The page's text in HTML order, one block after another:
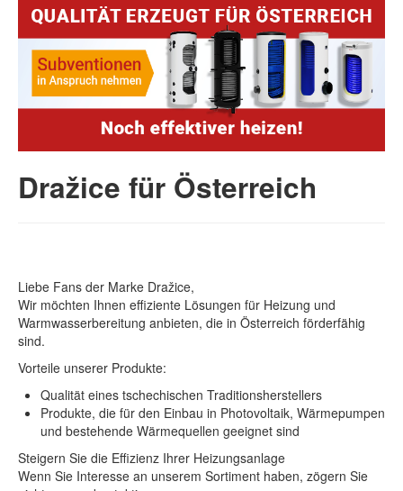
Dražice für Österreich
Liebe Fans der Marke Dražice,
Wir möchten Ihnen effiziente Lösungen für Heizung und
Warmwasserbereitung anbieten, die in Österreich förderfähig
sind.
Vorteile unserer Produkte:
Qualität eines tschechischen Traditionsherstellers
Produkte, die für den Einbau in Photovoltaik, Wärmepumpen
und bestehende Wärmequellen geeignet sind
Steigern Sie die Effizienz Ihrer Heizungsanlage
Wenn Sie Interesse an unserem Sortiment haben, zögern Sie